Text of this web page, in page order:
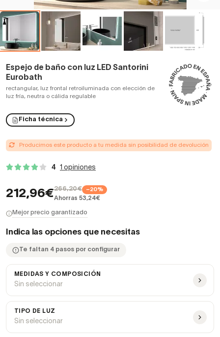
Espejo de baño con luz LED Santorini
Eurobath
rectangular, luz frontal retroiluminada con elección de
luz fría, neutra o cálida regulable
Ficha técnica
Producimos este producto a tu medida sin posibilidad de devolución
4 1 opiniones
212,96€266,20€ −20%
Ahorras 53,24€
Mejor precio garantizado
Indica las opciones que necesitas
Te faltan 4 pasos por configurar
MEDIDAS Y COMPOSICIÓN
Sin seleccionar
TIPO DE LUZ
Sin seleccionar